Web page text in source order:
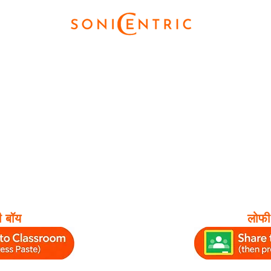
बॉय